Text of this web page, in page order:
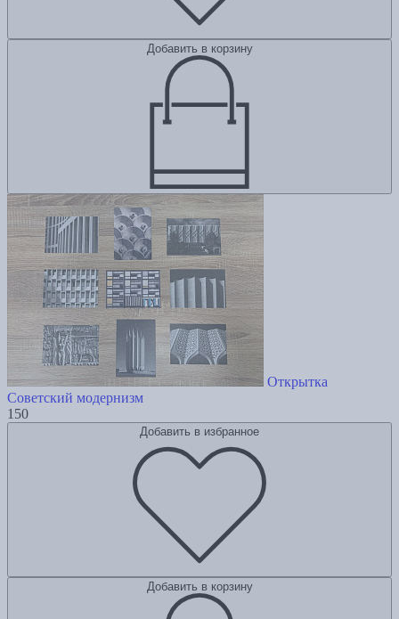
Добавить в корзину
Открытка
Советский модернизм
150
Добавить в избранное
Добавить в корзину